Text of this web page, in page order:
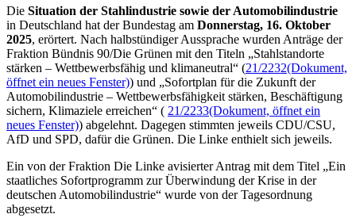
Die Situation der Stahlindustrie sowie der Automobilindustrie
in Deutschland hat der Bundestag am Donnerstag, 16. Oktober
2025, erörtert. Nach halbstündiger Aussprache wurden Anträge der
Fraktion Bündnis 90/Die Grünen mit den Titeln „Stahlstandorte
stärken – Wettbewerbsfähig und klimaneutral“ (21/2232(Dokument,
öffnet ein neues Fenster)) und „Sofortplan für die Zukunft der
Automobilindustrie – Wettbewerbsfähigkeit stärken, Beschäftigung
sichern, Klimaziele erreichen“ ( 21/2233(Dokument, öffnet ein
neues Fenster)) abgelehnt. Dagegen stimmten jeweils CDU/CSU,
AfD und SPD, dafür die Grünen. Die Linke enthielt sich jeweils.
Ein von der Fraktion Die Linke avisierter Antrag mit dem Titel „Ein
staatliches Sofortprogramm zur Überwindung der Krise in der
deutschen Automobilindustrie“ wurde von der Tagesordnung
abgesetzt.